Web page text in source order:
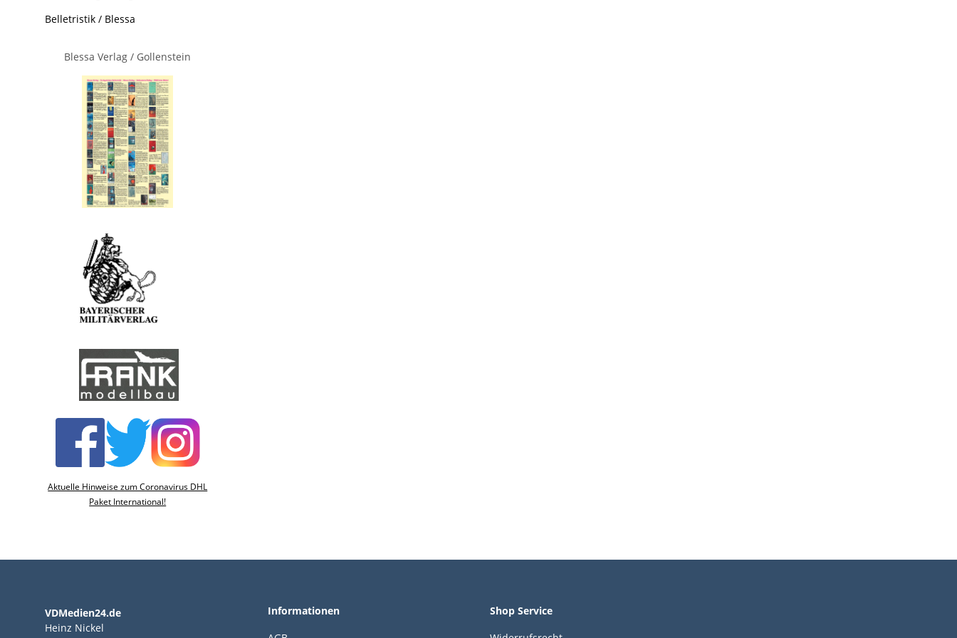
Belletristik / Blessa
Blessa Verlag / Gollenstein
Aktuelle Hinweise zum Coronavirus DHL
Paket International!
VDMedien24.de
Heinz Nickel
Informationen Shop Service